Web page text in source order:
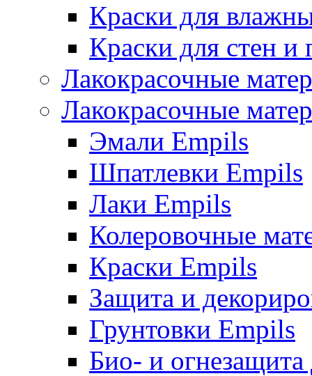
Краски для
Краски для стен и
Лакокрасочные
Лакокрасочные
Эмали Empils
Шпатлевки Empils
Лаки Empils
Колеровочные
Краски Empils
Защита и
Грунтовки Empils
Био- и